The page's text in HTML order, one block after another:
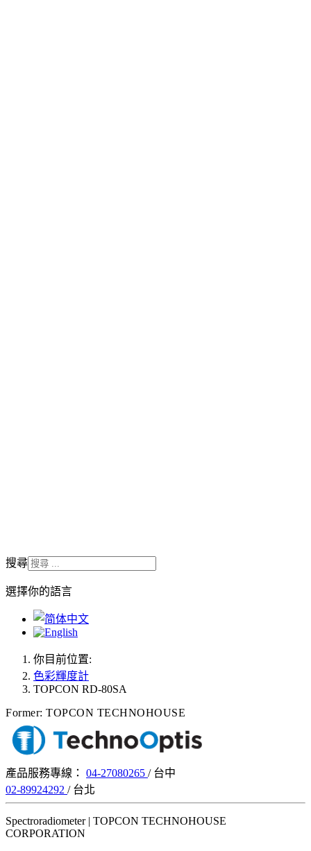
搜尋
選擇你的語言
你目前位置:
色彩輝度計
TOPCON RD-80SA
Former: TOPCON TECHNOHOUSE
產品服務專線： 04-27080265 / 台中
02-89924292 / 台北
Spectroradiometer | TOPCON TECHNOHOUSE
CORPORATION